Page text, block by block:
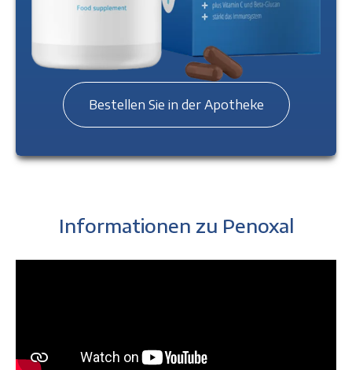
Bestellen Sie in der Apotheke
Informationen zu Penoxal